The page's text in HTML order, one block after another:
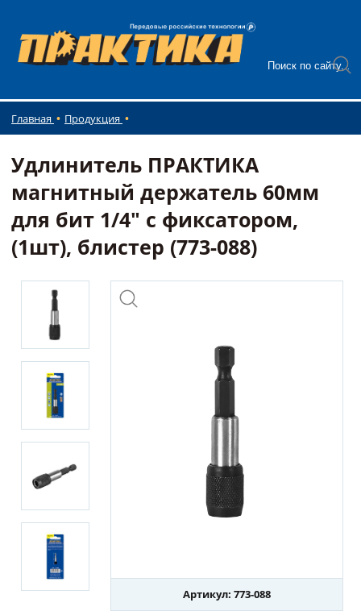
Главная Продукция
Удлинитель ПРАКТИКА
магнитный держатель 60мм
для бит 1/4" с фиксатором,
(1шт), блистер (773-088)
Артикул: 773-088